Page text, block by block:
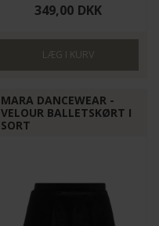
349,00 DKK
MARA DANCEWEAR -
VELOUR BALLETSKØRT I
SORT